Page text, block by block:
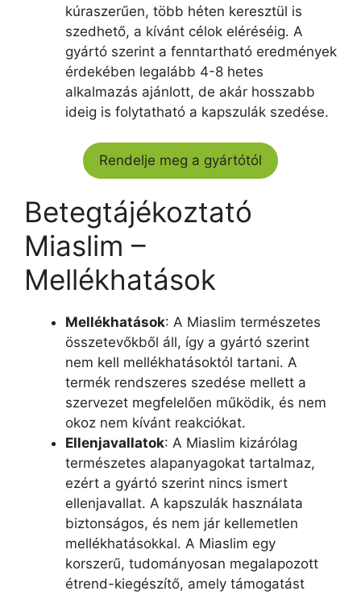
kúraszerűen, több héten keresztül is
szedhető, a kívánt célok eléréséig. A
gyártó szerint a fenntartható eredmények
érdekében legalább 4-8 hetes
alkalmazás ajánlott, de akár hosszabb
ideig is folytatható a kapszulák szedése.
Rendelje meg a gyártótól
Betegtájékoztató
Miaslim –
Mellékhatások
Mellékhatások: A Miaslim természetes
összetevőkből áll, így a gyártó szerint
nem kell mellékhatásoktól tartani. A
termék rendszeres szedése mellett a
szervezet megfelelően működik, és nem
okoz nem kívánt reakciókat.
Ellenjavallatok: A Miaslim kizárólag
természetes alapanyagokat tartalmaz,
ezért a gyártó szerint nincs ismert
ellenjavallat. A kapszulák használata
biztonságos, és nem jár kellemetlen
mellékhatásokkal. A Miaslim egy
korszerű, tudományosan megalapozott
étrend-kiegészítő, amely támogatást